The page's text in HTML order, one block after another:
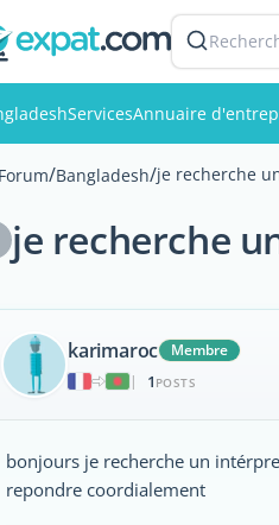
ServicesAnnuaire
Forum/Bangladesh/je recherche
je recherche
karimaroc
Membre
|
1 POSTS
bonjours je recherche un
repondre coordialement